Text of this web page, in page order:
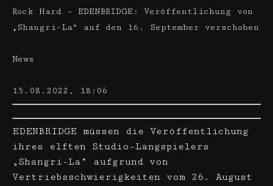
Rock Hard – EDENBRIDGE: Veröffentlichung von
„Shangri-La“ auf den 16. September verschoben
News
15.08.2022, 18:06
EDENBRIDGE müssen die Veröffentlichung
ihres elften Studio-Langspielers
„Shangri-La“ aufgrund von
Vertriebsschwierigkeiten vom 26. August